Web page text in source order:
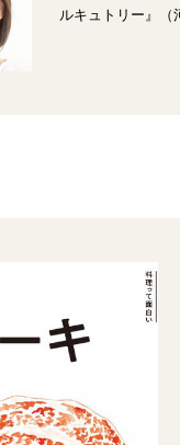
ルキュトリー』（